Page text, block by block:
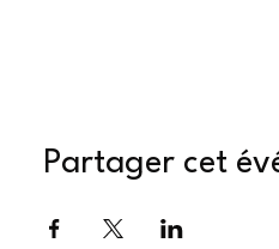
Partager cet